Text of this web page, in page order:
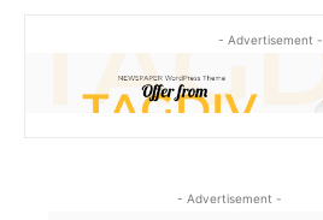
- Advertisement -
- Advertisement -